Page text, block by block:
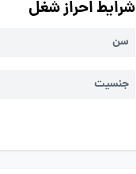
شرایط احراز شغل
سن
جنسیت